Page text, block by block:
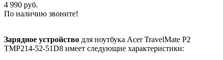
4 990 руб.
По наличию звоните!
Зарядное устройство для ноутбука Acer TravelMate P2
TMP214-52-51D8 имеет следующие характеристики: